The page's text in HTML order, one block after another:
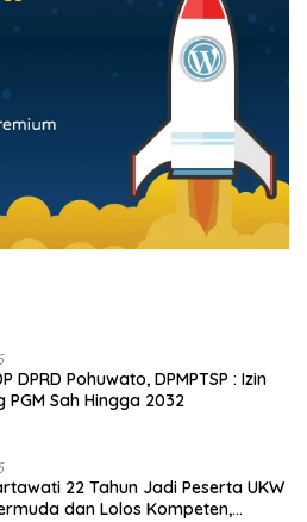
DPRD Pohuwato, DPMPTSP : Izin
PGM Sah Hingga 2032
22 Tahun Jadi Peserta UKW
dan Lolos Kompeten,